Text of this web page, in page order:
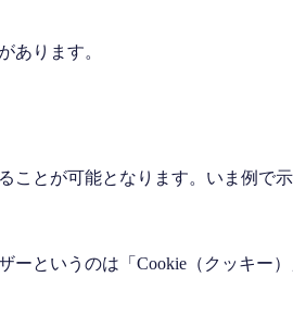
あります。
とが可能となります。いま例で
というのは「Cookie（クッキー